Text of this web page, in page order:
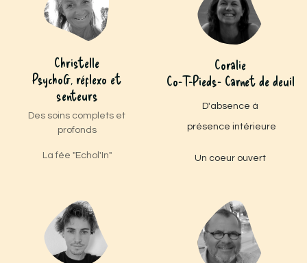
Christelle
PsychoG, réflexo et
senteurs
Des soins complets et
profonds
La fée "Echol'In"
Coralie
Co-T-Pieds- Carnet de deuil
D'absence à
présence intérieure
Un coeur ouvert